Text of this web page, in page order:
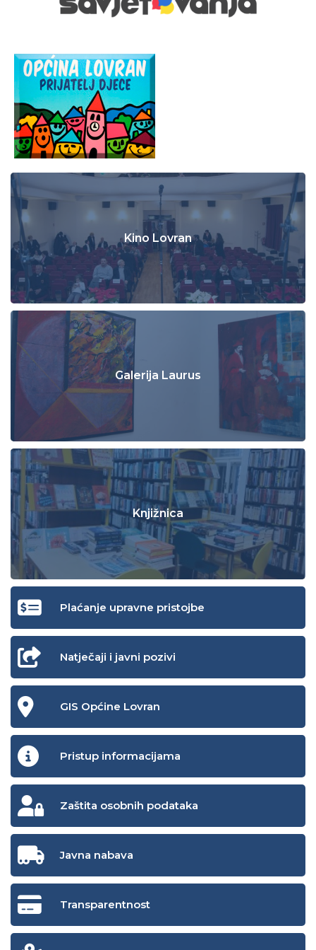
Kino Lovran
Galerija Laurus
Knjižnica
Plaćanje upravne pristojbe
Natječaji i javni pozivi
GIS Općine Lovran
Pristup informacijama
Zaštita osobnih podataka
Javna nabava
Transparentnost